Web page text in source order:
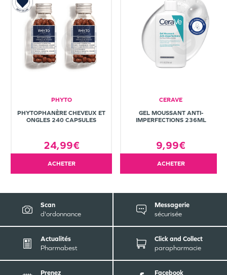
PHYTO
PHYTOPHANÈRE CHEVEUX ET
ONGLES 240 CAPSULES
24,99€
ACHETER
CERAVE
GEL MOUSSANT ANTI-
IMPERFECTIONS 236ML
9,99€
ACHETER
Scan
d'ordonnance
Messagerie
sécurisée
Actualités
Pharmabest
Click and Collect
parapharmacie
Prenez
Facebook